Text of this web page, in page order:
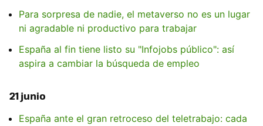
Para sorpresa de nadie, el metaverso no es un lugar
ni agradable ni productivo para trabajar
España al fin tiene listo su "Infojobs público": así
aspira a cambiar la búsqueda de empleo
21 junio
España ante el gran retroceso del teletrabajo: cada